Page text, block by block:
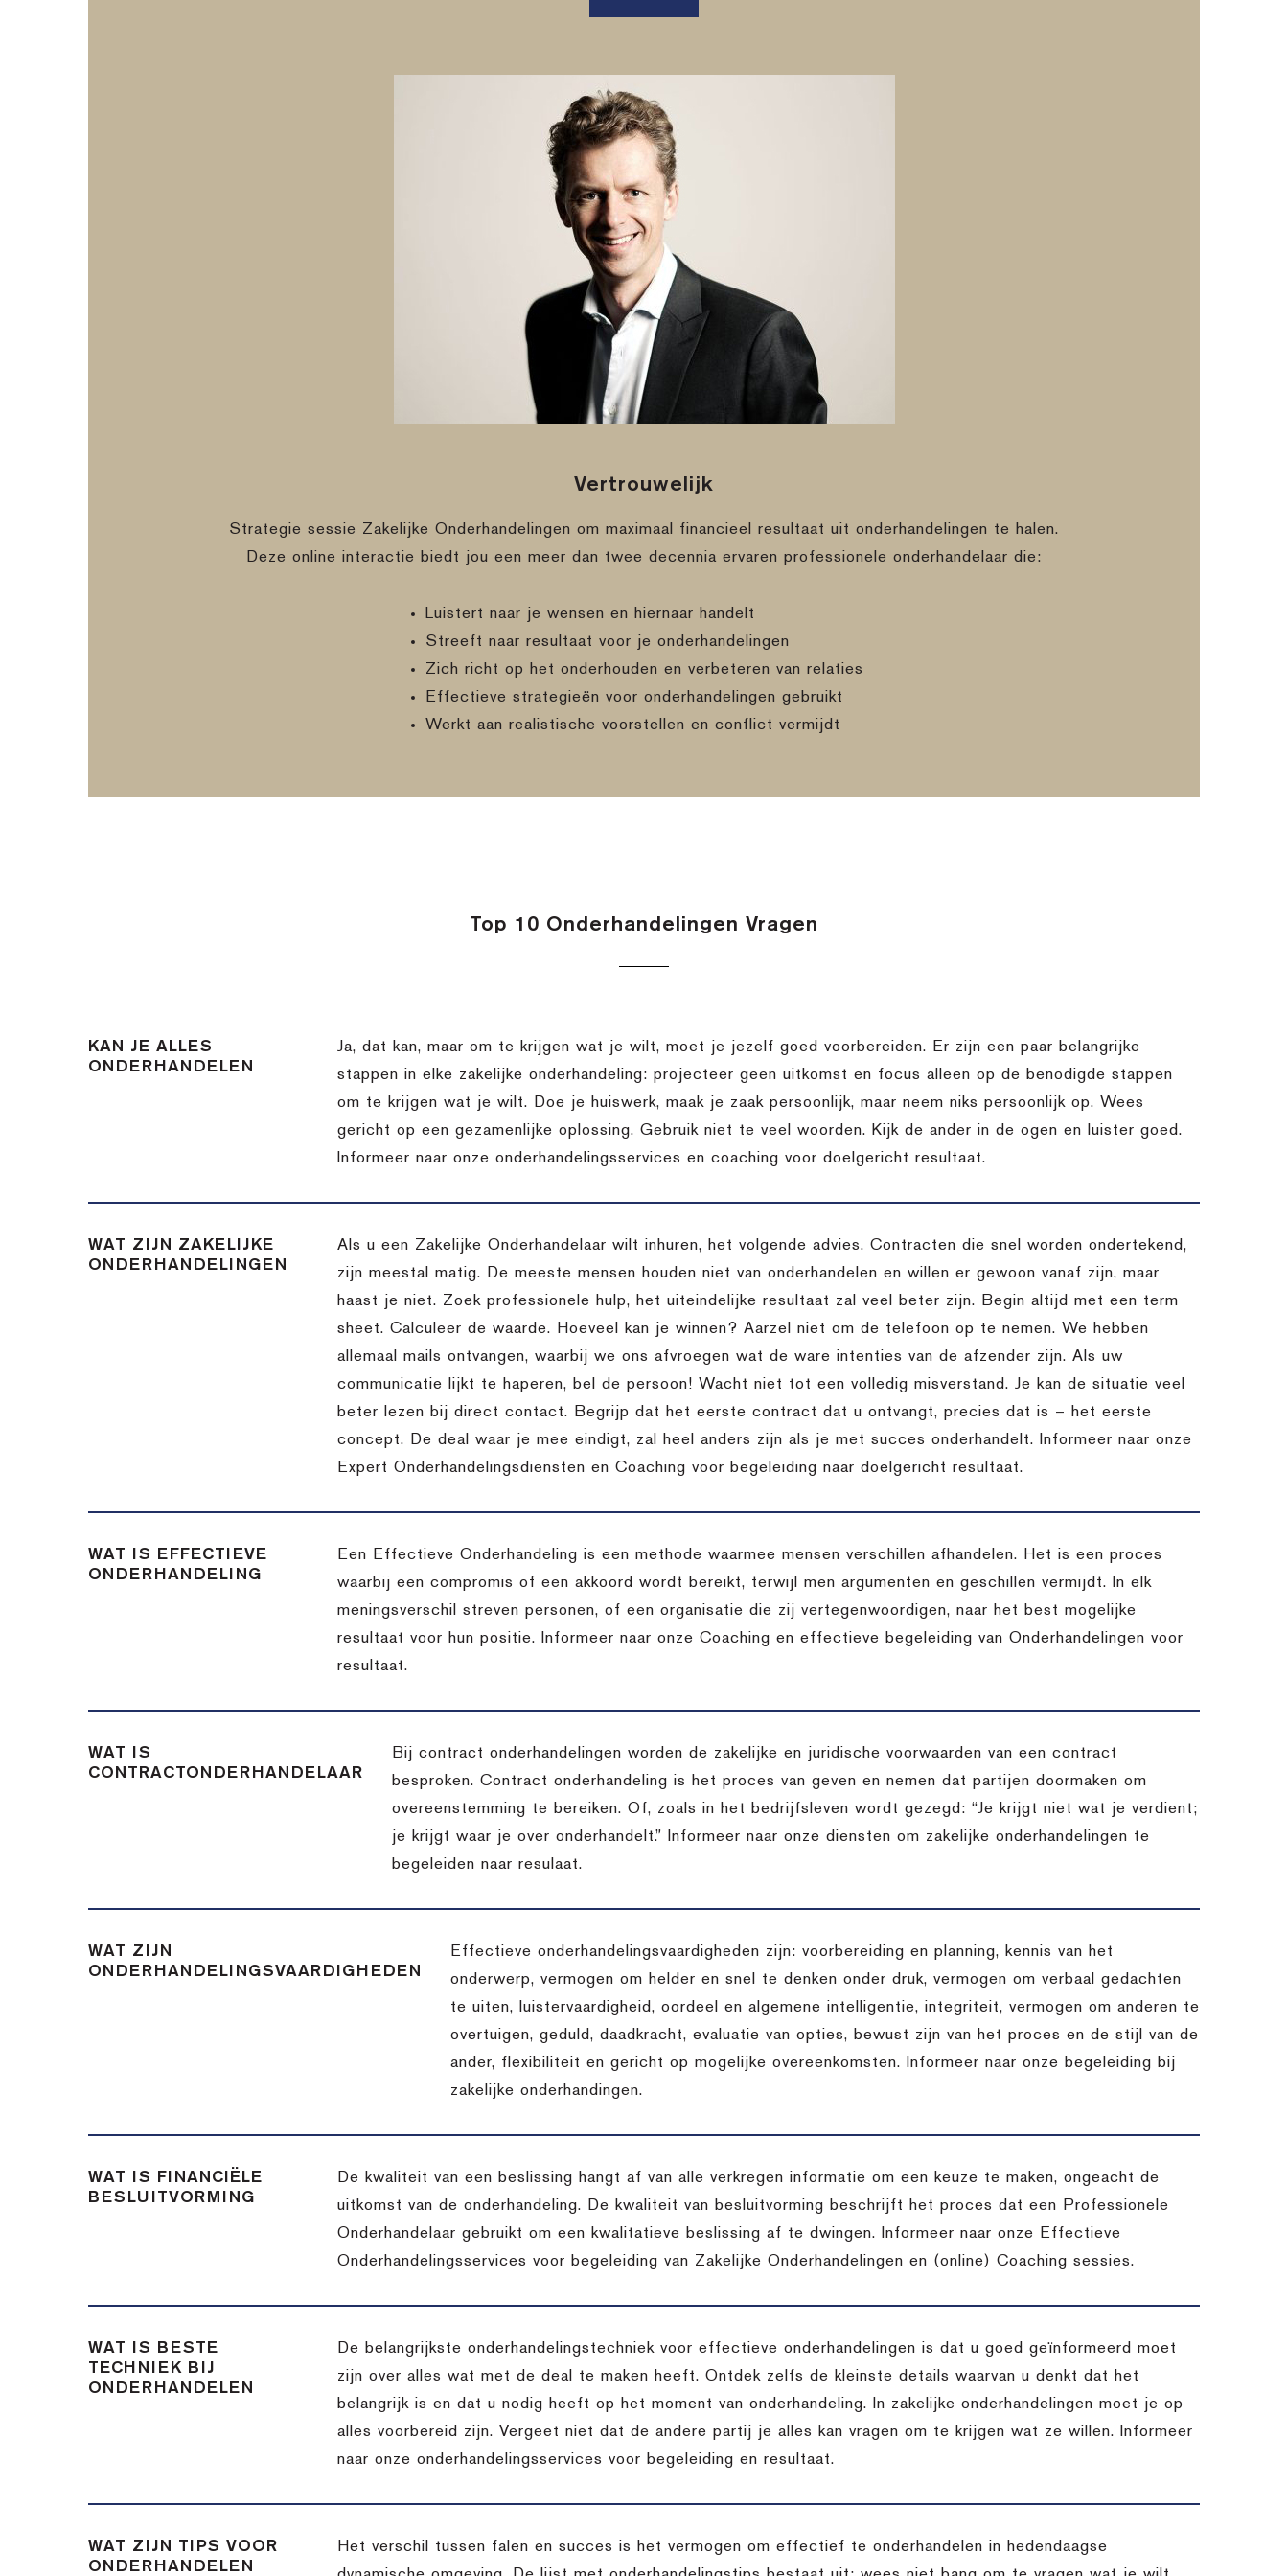
Vertrouwelijk
Strategie sessie Zakelijke Onderhandelingen om maximaal financieel resultaat uit onderhandelingen te halen.
Deze online interactie biedt jou een meer dan twee decennia ervaren professionele onderhandelaar die:
Luistert naar je wensen en hiernaar handelt
Streeft naar resultaat voor je onderhandelingen
Zich richt op het onderhouden en verbeteren van relaties
Effectieve strategieën voor onderhandelingen gebruikt
Werkt aan realistische voorstellen en conflict vermijdt
Top 10 Onderhandelingen Vragen
KAN JE ALLES
ONDERHANDELEN
Ja, dat kan, maar om te krijgen wat je wilt, moet je jezelf goed voorbereiden. Er zijn een paar belangrijke
stappen in elke zakelijke onderhandeling: projecteer geen uitkomst en focus alleen op de benodigde stappen
om te krijgen wat je wilt. Doe je huiswerk, maak je zaak persoonlijk, maar neem niks persoonlijk op. Wees
gericht op een gezamenlijke oplossing. Gebruik niet te veel woorden. Kijk de ander in de ogen en luister goed.
Informeer naar onze onderhandelingsservices en coaching voor doelgericht resultaat.
WAT ZIJN ZAKELIJKE
ONDERHANDELINGEN
Als u een Zakelijke Onderhandelaar wilt inhuren, het volgende advies. Contracten die snel worden ondertekend,
zijn meestal matig. De meeste mensen houden niet van onderhandelen en willen er gewoon vanaf zijn, maar
haast je niet. Zoek professionele hulp, het uiteindelijke resultaat zal veel beter zijn. Begin altijd met een term
sheet. Calculeer de waarde. Hoeveel kan je winnen? Aarzel niet om de telefoon op te nemen. We hebben
allemaal mails ontvangen, waarbij we ons afvroegen wat de ware intenties van de afzender zijn. Als uw
communicatie lijkt te haperen, bel de persoon! Wacht niet tot een volledig misverstand. Je kan de situatie veel
beter lezen bij direct contact. Begrijp dat het eerste contract dat u ontvangt, precies dat is – het eerste
concept. De deal waar je mee eindigt, zal heel anders zijn als je met succes onderhandelt. Informeer naar onze
Expert Onderhandelingsdiensten en Coaching voor begeleiding naar doelgericht resultaat.
WAT IS EFFECTIEVE
ONDERHANDELING
Een Effectieve Onderhandeling is een methode waarmee mensen verschillen afhandelen. Het is een proces
waarbij een compromis of een akkoord wordt bereikt, terwijl men argumenten en geschillen vermijdt. In elk
meningsverschil streven personen, of een organisatie die zij vertegenwoordigen, naar het best mogelijke
resultaat voor hun positie. Informeer naar onze Coaching en effectieve begeleiding van Onderhandelingen voor
resultaat.
WAT IS
CONTRACTONDERHANDELAAR
Bij contract onderhandelingen worden de zakelijke en juridische voorwaarden van een contract
besproken. Contract onderhandeling is het proces van geven en nemen dat partijen doormaken om
overeenstemming te bereiken. Of, zoals in het bedrijfsleven wordt gezegd: “Je krijgt niet wat je verdient;
je krijgt waar je over onderhandelt.” Informeer naar onze diensten om zakelijke onderhandelingen te
begeleiden naar resulaat.
WAT ZIJN
ONDERHANDELINGSVAARDIGHEDEN
Effectieve onderhandelingsvaardigheden zijn: voorbereiding en planning, kennis van het
onderwerp, vermogen om helder en snel te denken onder druk, vermogen om verbaal gedachten
te uiten, luistervaardigheid, oordeel en algemene intelligentie, integriteit, vermogen om anderen te
overtuigen, geduld, daadkracht, evaluatie van opties, bewust zijn van het proces en de stijl van de
ander, flexibiliteit en gericht op mogelijke overeenkomsten. Informeer naar onze begeleiding bij
zakelijke onderhandingen.
WAT IS FINANCIËLE
BESLUITVORMING
De kwaliteit van een beslissing hangt af van alle verkregen informatie om een keuze te maken, ongeacht de
uitkomst van de onderhandeling. De kwaliteit van besluitvorming beschrijft het proces dat een Professionele
Onderhandelaar gebruikt om een kwalitatieve beslissing af te dwingen. Informeer naar onze Effectieve
Onderhandelingsservices voor begeleiding van Zakelijke Onderhandelingen en (online) Coaching sessies.
WAT IS BESTE
TECHNIEK BIJ
ONDERHANDELEN
De belangrijkste onderhandelingstechniek voor effectieve onderhandelingen is dat u goed geïnformeerd moet
zijn over alles wat met de deal te maken heeft. Ontdek zelfs de kleinste details waarvan u denkt dat het
belangrijk is en dat u nodig heeft op het moment van onderhandeling. In zakelijke onderhandelingen moet je op
alles voorbereid zijn. Vergeet niet dat de andere partij je alles kan vragen om te krijgen wat ze willen. Informeer
naar onze onderhandelingsservices voor begeleiding en resultaat.
WAT ZIJN TIPS VOOR
ONDERHANDELEN
Het verschil tussen falen en succes is het vermogen om effectief te onderhandelen in hedendaagse